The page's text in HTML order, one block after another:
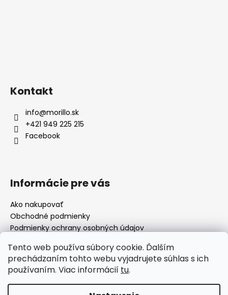
Tento web používa súbory cookie. Ďalším
prechádzaním tohto webu vyjadrujete súhlas s ich
používaním. Viac informácií tu.
Kontakt
info@morillo.sk
+421 949 225 215
Facebook
Informácie pre vás
Ako nakupovať
Obchodné podmienky
Podmienky ochrany osobných údajov